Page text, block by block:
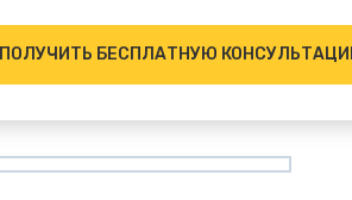
ПОЛУЧИТЬ БЕСПЛАТНУЮ